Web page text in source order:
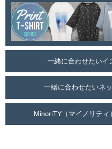
一緒に合わせたいイ
一緒に合わせたいネ
MinoriTY（マイノリテ